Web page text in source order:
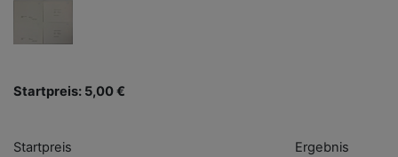
Startpreis: 5,00 €
Startpreis Ergebnis